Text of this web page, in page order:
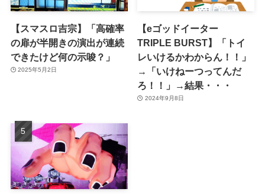
【スマスロ吉宗】「高確率
の扉が半開きの演出が連続
できたけど何の示唆？」
2025年5月2日
【eゴッドイーター
TRIPLE BURST】「トイ
レいけるかわからん！！」
→「いけねーつってんだ
ろ！！」→結果・・・
2024年9月8日